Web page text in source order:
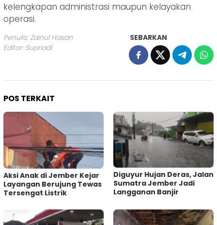
kelengkapan administrasi maupun kelayakan
operasi.
Penulis: Zainul Hasan
Editor: Supriadi
SEBARKAN
POS TERKAIT
Aksi Anak di Jember Kejar
Layangan Berujung Tewas
Tersengat Listrik
Diguyur Hujan Deras, Jalan
Sumatra Jember Jadi
Langganan Banjir